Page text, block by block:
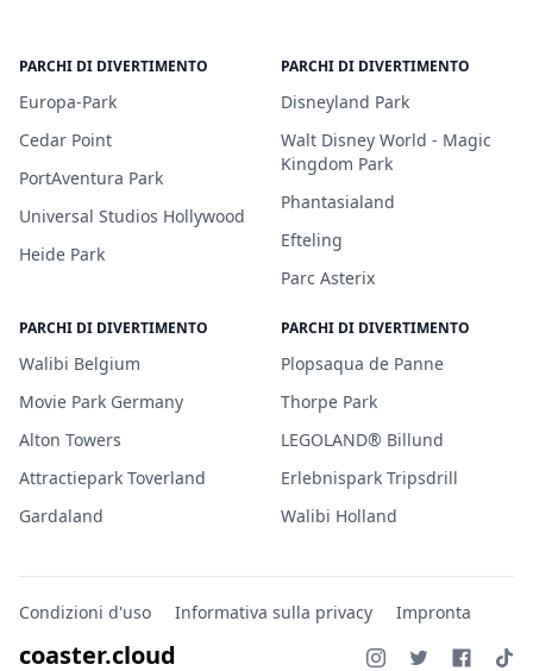
PARCHI DI DIVERTIMENTO
Europa-Park
Cedar Point
PortAventura Park
Universal Studios Hollywood
Heide Park
PARCHI DI DIVERTIMENTO
Disneyland Park
Walt Disney World - Magic
Kingdom Park
Phantasialand
Efteling
Parc Asterix
PARCHI DI DIVERTIMENTO
Walibi Belgium
Movie Park Germany
Alton Towers
Attractiepark Toverland
Gardaland
PARCHI DI DIVERTIMENTO
Plopsaqua de Panne
Thorpe Park
LEGOLAND® Billund
Erlebnispark Tripsdrill
Walibi Holland
Condizioni d'uso Informativa sulla privacy Impronta
coaster.cloud